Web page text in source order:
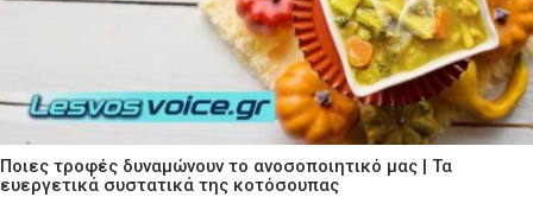
Ποιες τροφές δυναμώνουν το ανοσοποιητικό μας | Τα
ευεργετικά συστατικά της κοτόσουπας